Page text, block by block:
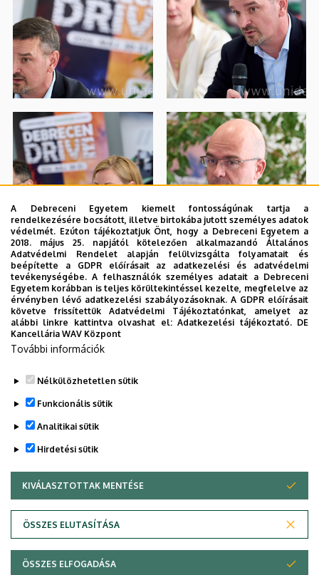
Adatvédelem
A Debreceni Egyetem kiemelt fontosságúnak tartja a
rendelkezésére bocsátott, illetve birtokába jutott személyes adatok
védelmét. Ezúton tájékoztatjuk Önt, hogy a Debreceni Egyetem a
2018. május 25. napjától kötelezően alkalmazandó Általános
Adatvédelmi Rendelet alapján felülvizsgálta folyamatait és
beépítette a GDPR előírásait az adatkezelési és adatvédelmi
tevékenységébe. A felhasználók személyes adatait a Debreceni
Egyetem korábban is teljes körültekintéssel kezelte, megfelelve az
érvényben lévő adatkezelési szabályozásoknak. A GDPR előírásait
követve frissítettük Adatvédelmi Tájékoztatónkat, amelyet az
alábbi linkre kattintva olvashat el:Adatkezelési tájékoztató. DE
Kancellária WAV Központ
További információk
Nélkülözhetetlen sütik
Funkcionális sütik
Analitikai sütik
Hirdetési sütik
KIVÁLASZTOTTAK MENTÉSE
ÖSSZES ELUTASÍTÁSA
WITHDRAW CONSENT
ÖSSZES ELFOGADÁSA